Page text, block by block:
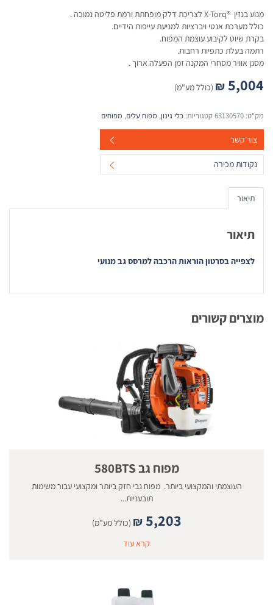
מנוע בנזין ®X-Torq לצריכת דלק מופחתת ורמת פליטה נמוכה .
כולל מערכת אנטי ויברציות למניעת עייפות הידיים.
בקרת שיוט לקיבוע עוצמת המפוח.
רתמה בעלת כתפיות רחבות.
מסנן אוויר מסחרי המקנה זמן הפעלה ארוך .
₪5,004 (כולל מע"מ)
מק"ט: 63130570קטגוריות: כלי גינון, מפוח עלים, מפוחים
צור קשר
נקודות מכירה
תיאור
תיאור
לצפייה בסרטון הוראות הרכבה למרסס גב מנועי
מוצרים קשורים
מפוח גב 580BTS
העוצמתי והמקצועי ביותר. מפוח גבי חזק ביותר ומקצועי עבור משימות
תובעניות...
₪ 5,203
(כולל מע"מ)
קרא עוד